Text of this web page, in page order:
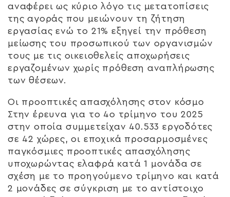
αναφέρει ως κύριο λόγο τις μετατοπίσεις
της αγοράς που μειώνουν τη ζήτηση
εργασίας ενώ το 21% εξηγεί την πρόθεση
μείωσης του προσωπικού των οργανισμών
τους με τις οικειοθελείς αποχωρήσεις
εργαζομένων χωρίς πρόθεση αναπλήρωσης
των θέσεων.
Οι προοπτικές απασχόλησης στον κόσμο
Στην έρευνα για το 4ο τρίμηνο του 2025
στην οποία συμμετείχαν 40.533 εργοδότες
σε 42 χώρες, οι εποχικά προσαρμοσμένες
παγκόσμιες προοπτικές απασχόλησης
υποχωρώντας ελαφρά κατά 1 μονάδα σε
σχέση με το προηγούμενο τρίμηνο και κατά
2 μονάδες σε σύγκριση με το αντίστοιχο